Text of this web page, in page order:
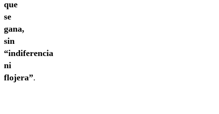
que
se
gana,
sin
“indiferencia
ni
flojera”.